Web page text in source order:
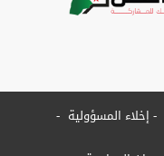
إخلاء المسؤولية